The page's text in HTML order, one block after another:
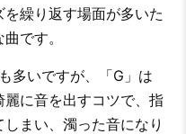
繰り返す場面が多いた
です。
多いですが、「G」は
に音を出すコツで、指
まい、濁った音になり